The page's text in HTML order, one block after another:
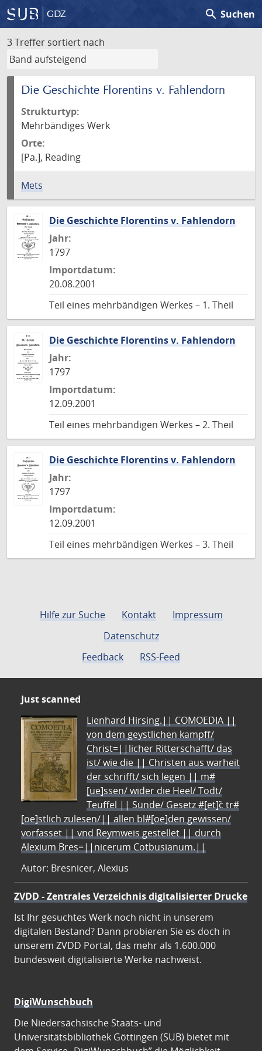
GDZ search Suchen
3 Treffer sortiert nach
Die Geschichte Florentins v. Fahlendorn
Strukturtyp:
Mehrbändiges Werk
Orte:
[Pa.], Reading
Mets
Die Geschichte Florentins v. Fahlendorn
Jahr:
1797
Importdatum:
20.08.2001
Teil eines mehrbändigen Werkes – 1. Theil
Die Geschichte Florentins v. Fahlendorn
Jahr:
1797
Importdatum:
12.09.2001
Teil eines mehrbändigen Werkes – 2. Theil
Die Geschichte Florentins v. Fahlendorn
Jahr:
1797
Importdatum:
12.09.2001
Teil eines mehrbändigen Werkes – 3. Theil
Hilfe zur Suche Kontakt
Impressum
Datenschutz
Feedback
RSS-Feed
Just scanned
Lienhard Hirsing.|| COMOEDIA ||
von dem geystlichen kampff/
Christ=||licher Ritterschafft/ das
ist/ wie die || Christen aus warheit
der schrifft/ sich legen || m#
[ue]ssen/ wider die Heel/ Todt/
Teuffel || Sünde/ Gesetz #[et]c̃ tr#
[oe]stlich zulesen/|| allen bl#[oe]den gewissen/
vorfasset || vnd Reymweis gestellet || durch
Alexium Bres=||nicerum Cotbusianum.||
Autor: Bresnicer, Alexius
ZVDD - Zentrales Verzeichnis digitalisierter Drucke
Ist Ihr gesuchtes Werk noch nicht in unserem
digitalen Bestand? Dann probieren Sie es doch in
unserem ZVDD Portal, das mehr als 1.600.000
bundesweit digitalisierte Werke nachweist.
DigiWunschbuch
Die Niedersächsische Staats- und
Universitätsbibliothek Göttingen (SUB) bietet mit